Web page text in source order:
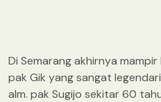
Di Semarang akhirnya
pak Gik yang sangat
alm. pak Sugijo sekitar 60